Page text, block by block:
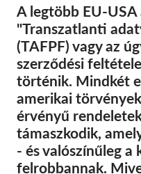
A legtöbb EU-
"Transzatlanti
(TAFPF) vagy az
szerződési
történik. Mindkét
amerikai
érvényű
támaszkodik,
- és valószínűleg
felrobbannak.